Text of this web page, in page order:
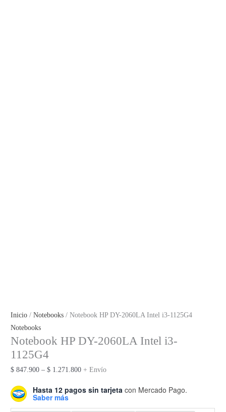
Inicio /Notebooks / Notebook HP DY-2060LA Intel i3-1125G4
Notebooks
Notebook HP DY-2060LA Intel i3-
1125G4
$ 847.900 – $ 1.271.800Rango
precios:
desde
+ Envío
Hasta 12 pagos sin tarjeta con Mercado Pago.
Saber más